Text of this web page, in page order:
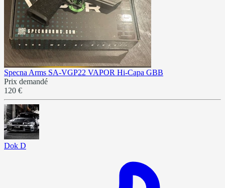
Specna Arms SA-VGP22 VAPOR Hi-Capa GBB
Prix demandé
120 €
Dok D